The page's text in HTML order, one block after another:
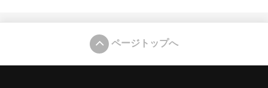
ページトップへ